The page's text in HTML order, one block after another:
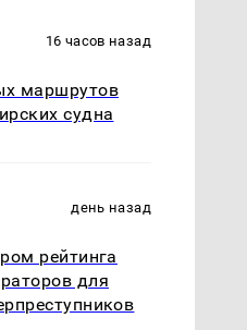
16 часов назад
маршрутов
судна
день назад
рейтинга
для